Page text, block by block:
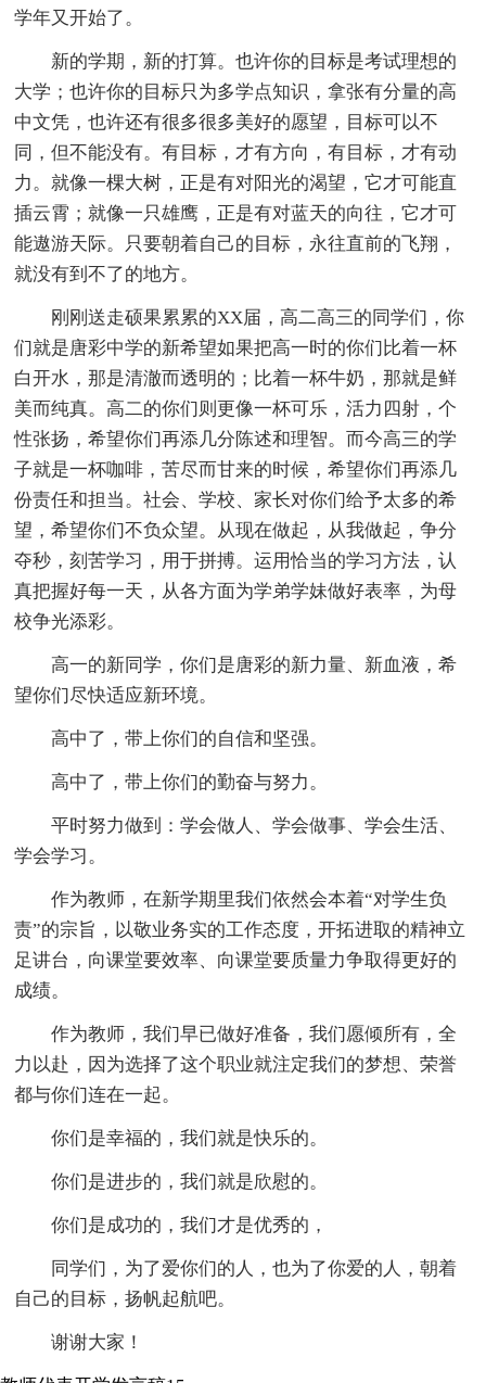
学年又开始了。
新的学期，新的打算。也许你的目标是考试理想的
大学；也许你的目标只为多学点知识，拿张有分量的高
中文凭，也许还有很多很多美好的愿望，目标可以不
同，但不能没有。有目标，才有方向，有目标，才有动
力。就像一棵大树，正是有对阳光的渴望，它才可能直
插云霄；就像一只雄鹰，正是有对蓝天的向往，它才可
能遨游天际。只要朝着自己的目标，永往直前的飞翔，
就没有到不了的地方。
刚刚送走硕果累累的XX届，高二高三的同学们，你
们就是唐彩中学的新希望如果把高一时的你们比着一杯
白开水，那是清澈而透明的；比着一杯牛奶，那就是鲜
美而纯真。高二的你们则更像一杯可乐，活力四射，个
性张扬，希望你们再添几分陈述和理智。而今高三的学
子就是一杯咖啡，苦尽而甘来的时候，希望你们再添几
份责任和担当。社会、学校、家长对你们给予太多的希
望，希望你们不负众望。从现在做起，从我做起，争分
夺秒，刻苦学习，用于拼搏。运用恰当的学习方法，认
真把握好每一天，从各方面为学弟学妹做好表率，为母
校争光添彩。
高一的新同学，你们是唐彩的新力量、新血液，希
望你们尽快适应新环境。
高中了，带上你们的自信和坚强。
高中了，带上你们的勤奋与努力。
平时努力做到：学会做人、学会做事、学会生活、
学会学习。
作为教师，在新学期里我们依然会本着“对学生负
责”的宗旨，以敬业务实的工作态度，开拓进取的精神立
足讲台，向课堂要效率、向课堂要质量力争取得更好的
成绩。
作为教师，我们早已做好准备，我们愿倾所有，全
力以赴，因为选择了这个职业就注定我们的梦想、荣誉
都与你们连在一起。
你们是幸福的，我们就是快乐的。
你们是进步的，我们就是欣慰的。
你们是成功的，我们才是优秀的，
同学们，为了爱你们的人，也为了你爱的人，朝着
自己的目标，扬帆起航吧。
谢谢大家！